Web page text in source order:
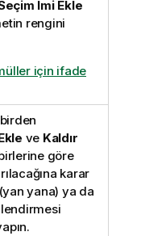
İmi Ekle
rengini
için ifade
ve Kaldır
göre
karar
yana) ya da